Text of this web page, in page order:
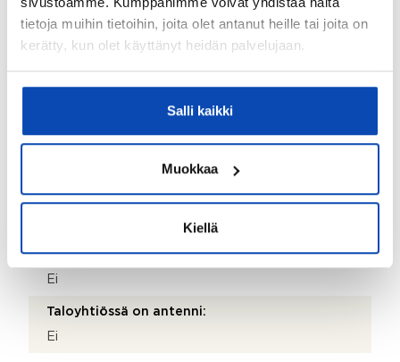
tietoja muihin tietoihin, joita olet antanut heille tai joita on
kerätty, kun olet käyttänyt heidän palvelujaan.
Salli kaikki
Muokkaa
Kiellä
Parveke:
Ei
Katettu terassi takapihalla.
Kohteen säilytystilat:
Kaapistot ja kylmä ulkovarasto
Kohteessa on satelliittiantenni:
Ei
Taloyhtiössä on antenni:
Ei